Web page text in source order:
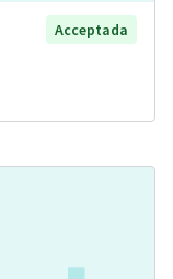
Acceptada